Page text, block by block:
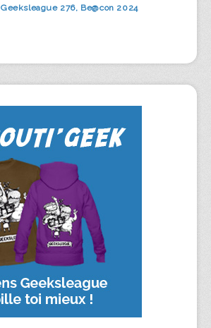
Geeksleague 276, Be@con 2024